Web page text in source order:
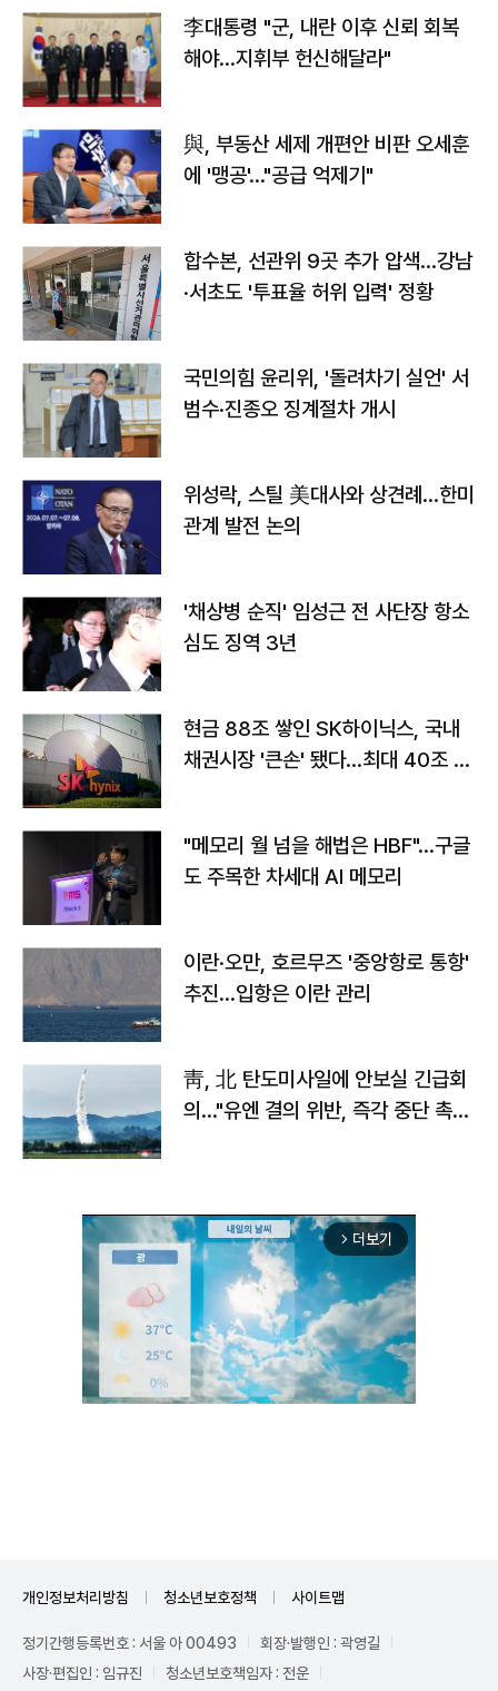
李대통령 "군, 내란 이후 신뢰 회복
해야…지휘부 헌신해달라"
與, 부동산 세제 개편안 비판 오세훈
에 '맹공'…"공급 억제기"
합수본, 선관위 9곳 추가 압색…강남
·서초도 '투표율 허위 입력' 정황
국민의힘 윤리위, '돌려차기 실언' 서
범수·진종오 징계절차 개시
위성락, 스틸 美대사와 상견례…한미
관계 발전 논의
'채상병 순직' 임성근 전 사단장 항소
심도 징역 3년
현금 88조 쌓인 SK하이닉스, 국내
채권시장 '큰손' 됐다…최대 40조 투
"메모리 월 넘을 해법은 HBF"…구글
도 주목한 차세대 AI 메모리
이란·오만, 호르무즈 '중앙항로 통항'
추진…입항은 이란 관리
靑, 北 탄도미사일에 안보실 긴급회
의…"유엔 결의 위반, 즉각 중단 촉
arrow_forward_ios 더보기
개인정보처리방침 청소년보호정책 사이트맵
정기간행등록번호 : 서울 아 00493
회장·발행인 : 곽영길
사장·편집인 : 임규진
청소년보호책임자 : 전운